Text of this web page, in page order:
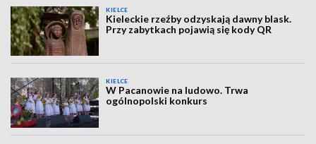
KIELCE
Kieleckie rzeźby odzyskają dawny blask.
Przy zabytkach pojawią się kody QR
KIELCE
W Pacanowie na ludowo. Trwa
ogólnopolski konkurs